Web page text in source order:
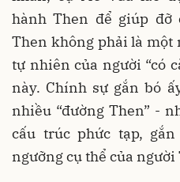
hành Then để giúp đỡ
Then không phải là một
tự nhiên của người “có
này. Chính sự gắn bó
nhiều “đường Then” -
cấu trúc phức tạp,
ngưỡng cụ thể của người